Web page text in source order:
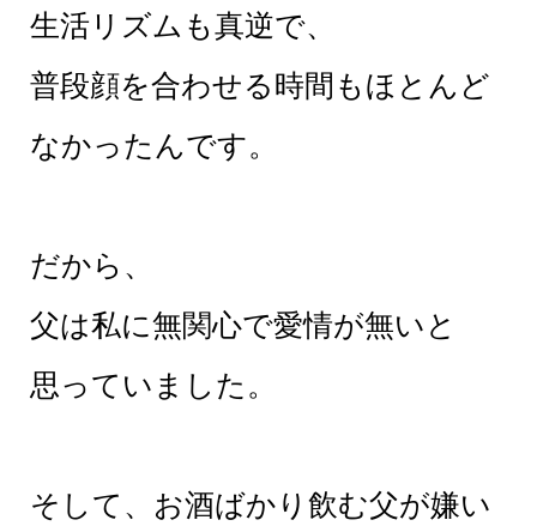
生活リズムも真逆で、
普段顔を合わせる時間もほとんど
なかったんです。
だから、
父は私に無関心で愛情が無いと
思っていました。
そして、お酒ばかり飲む父が嫌い